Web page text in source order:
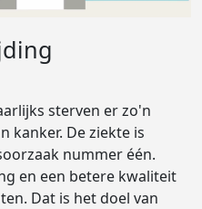
sterven er zo'n
kanker. De ziekte is
nummer één.
en een betere kwaliteit
Dat is het doel van